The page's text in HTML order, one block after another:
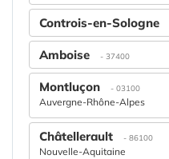
Controis-en-Sologne
Amboise - 37400
Montluçon - 03100
Auvergne-Rhône-Alpes
Châtellerault - 86100
Nouvelle-Aquitaine